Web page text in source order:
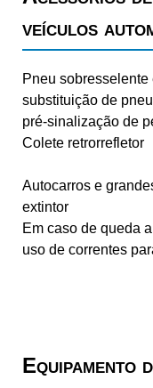
veículos
Pneu sobresselente
substituição de
pré‑sinalização de
Colete retrorrefletor
Autocarros e
extintor
Em caso de queda
uso de correntes
Equipamento